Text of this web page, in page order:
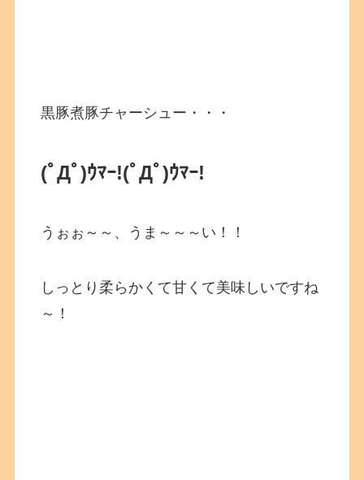
黒豚煮豚チャーシュー・・・
(ﾟДﾟ)ｳﾏｰ!(ﾟДﾟ)ｳﾏｰ!
うぉぉ～～、うま～～～い！！
しっとり柔らかくて甘くて美味しいですね
～！